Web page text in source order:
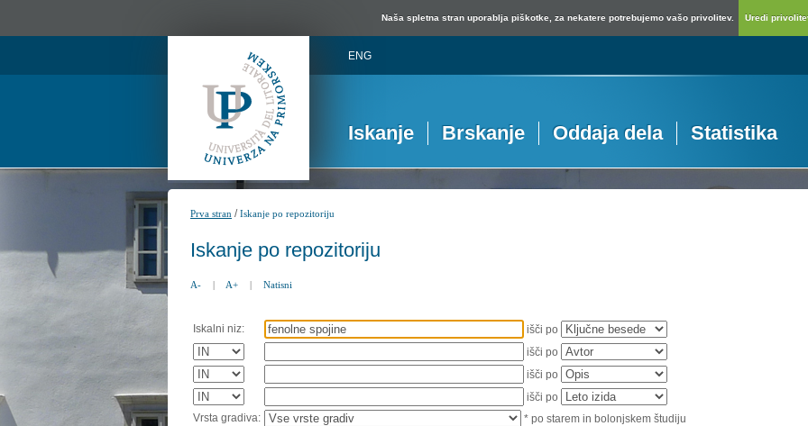
Naša spletna stran uporablja piškotke, za nekatere potrebujemo vašo privolitev. Uredi
ENG
Iskanje Brskanje Oddaja dela Statistika
Prva stran /Iskanje po repozitoriju
Iskanje po repozitoriju
A- | A+ | Natisni
Iskalni niz:
išči po
išči po
išči po
išči po
Vrsta gradiva:
* po starem in bolonjskem študiju